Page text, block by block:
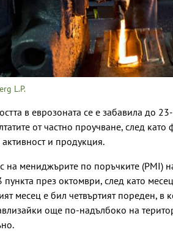
L.P.
в еврозоната се е забавила до
от частно проучване, след
и продукция.
на мениджърите по поръчките (PMI)
пункта през октомври, след като
месец е бил четвъртият пореден, в
още по-надълбоко на